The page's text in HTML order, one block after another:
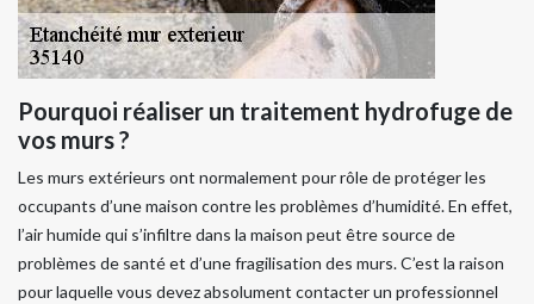
Pourquoi réaliser un traitement hydrofuge de
vos murs ?
Les murs extérieurs ont normalement pour rôle de protéger les
occupants d’une maison contre les problèmes d’humidité. En effet,
l’air humide qui s’infiltre dans la maison peut être source de
problèmes de santé et d’une fragilisation des murs. C’est la raison
pour laquelle vous devez absolument contacter un professionnel